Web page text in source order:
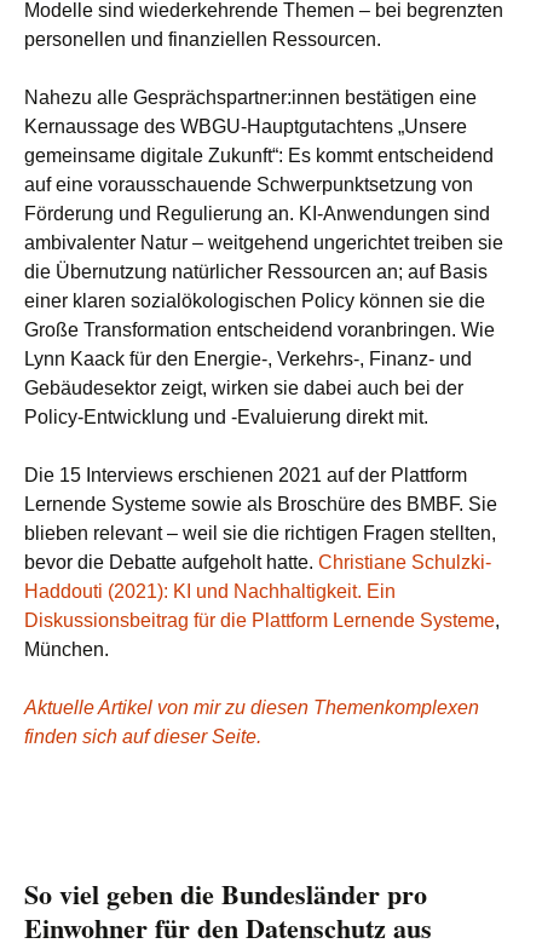
Modelle sind wiederkehrende Themen – bei begrenzten
personellen und finanziellen Ressourcen.
Nahezu alle Gesprächspartner:innen bestätigen eine
Kernaussage des WBGU-Hauptgutachtens „Unsere
gemeinsame digitale Zukunft“: Es kommt entscheidend
auf eine vorausschauende Schwerpunktsetzung von
Förderung und Regulierung an. KI-Anwendungen sind
ambivalenter Natur – weitgehend ungerichtet treiben sie
die Übernutzung natürlicher Ressourcen an; auf Basis
einer klaren sozialökologischen Policy können sie die
Große Transformation entscheidend voranbringen. Wie
Lynn Kaack für den Energie-, Verkehrs-, Finanz- und
Gebäudesektor zeigt, wirken sie dabei auch bei der
Policy-Entwicklung und -Evaluierung direkt mit.
Die 15 Interviews erschienen 2021 auf der Plattform
Lernende Systeme sowie als Broschüre des BMBF. Sie
blieben relevant – weil sie die richtigen Fragen stellten,
bevor die Debatte aufgeholt hatte. Christiane Schulzki-
Haddouti (2021): KI und Nachhaltigkeit. Ein
Diskussionsbeitrag für die Plattform Lernende Systeme,
München.
Aktuelle Artikel von mir zu diesen Themenkomplexen
finden sich auf dieser Seite.
So viel geben die Bundesländer pro
Einwohner für den Datenschutz aus